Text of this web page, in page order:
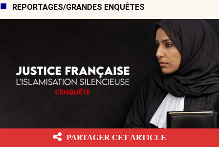
REPORTAGES/GRANDES ENQUÊTES
PARTAGER CET ARTICLE